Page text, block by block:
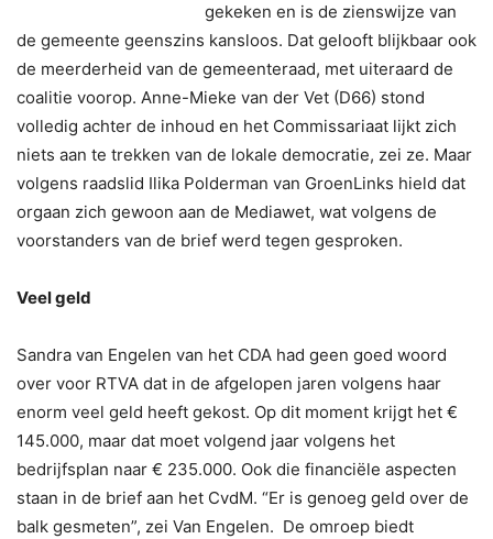
gekeken en is de zienswijze van
de gemeente geenszins kansloos. Dat gelooft blijkbaar ook
de meerderheid van de gemeenteraad, met uiteraard de
coalitie voorop. Anne-Mieke van der Vet (D66) stond
volledig achter de inhoud en het Commissariaat lijkt zich
niets aan te trekken van de lokale democratie, zei ze. Maar
volgens raadslid Ilika Polderman van GroenLinks hield dat
orgaan zich gewoon aan de Mediawet, wat volgens de
voorstanders van de brief werd tegen gesproken.
Veel geld
Sandra van Engelen van het CDA had geen goed woord
over voor RTVA dat in de afgelopen jaren volgens haar
enorm veel geld heeft gekost. Op dit moment krijgt het €
145.000, maar dat moet volgend jaar volgens het
bedrijfsplan naar € 235.000. Ook die financiële aspecten
staan in de brief aan het CvdM. “Er is genoeg geld over de
balk gesmeten”, zei Van Engelen. De omroep biedt